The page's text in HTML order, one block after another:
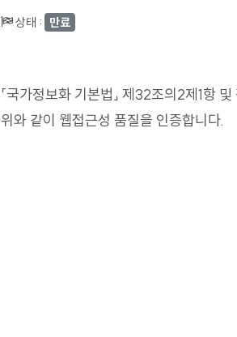
상태 : 만료
「국가정보화 기본법」 제32조의2제1항
위와 같이 웹접근성 품질을 인증합니다.